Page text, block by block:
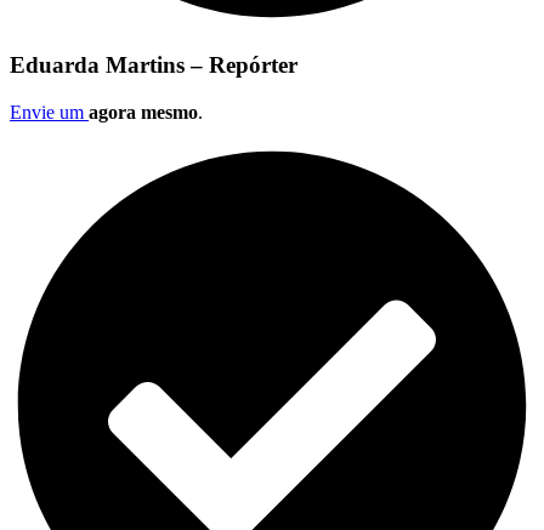
Eduarda Martins – Repórter
Envie um agora mesmo.